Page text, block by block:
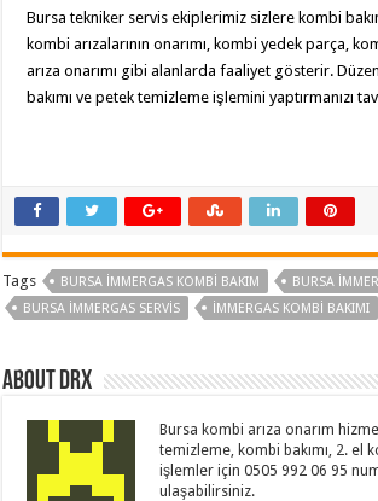
Bursa tekniker servis ekiplerimiz sizlere kombi
kombi arızalarının onarımı, kombi yedek parça,
arıza onarımı gibi alanlarda faaliyet gösterir.
bakımı ve petek temizleme işlemini yaptırmanızı
Tags BURSA IMMERGAS KOMBI BAKIM
BURSA
BURSA IMMERGAS SERVIS
IMMERGAS KOMBI BAKIMI
About drx
Bursa kombi arıza onarım
temizleme, kombi bakımı, 2. el
işlemler için 0505 992 06 95
ulaşabilirsiniz.